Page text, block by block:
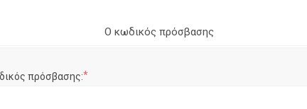
Ο κωδικός πρόσβασης
πρόσβασης:*